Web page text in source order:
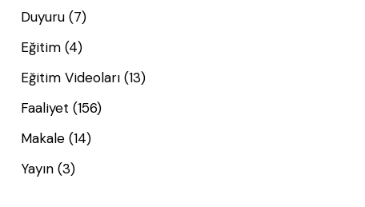
Duyuru (7)
Eğitim (4)
Eğitim Videoları (13)
Faaliyet (156)
Makale (14)
Yayın (3)